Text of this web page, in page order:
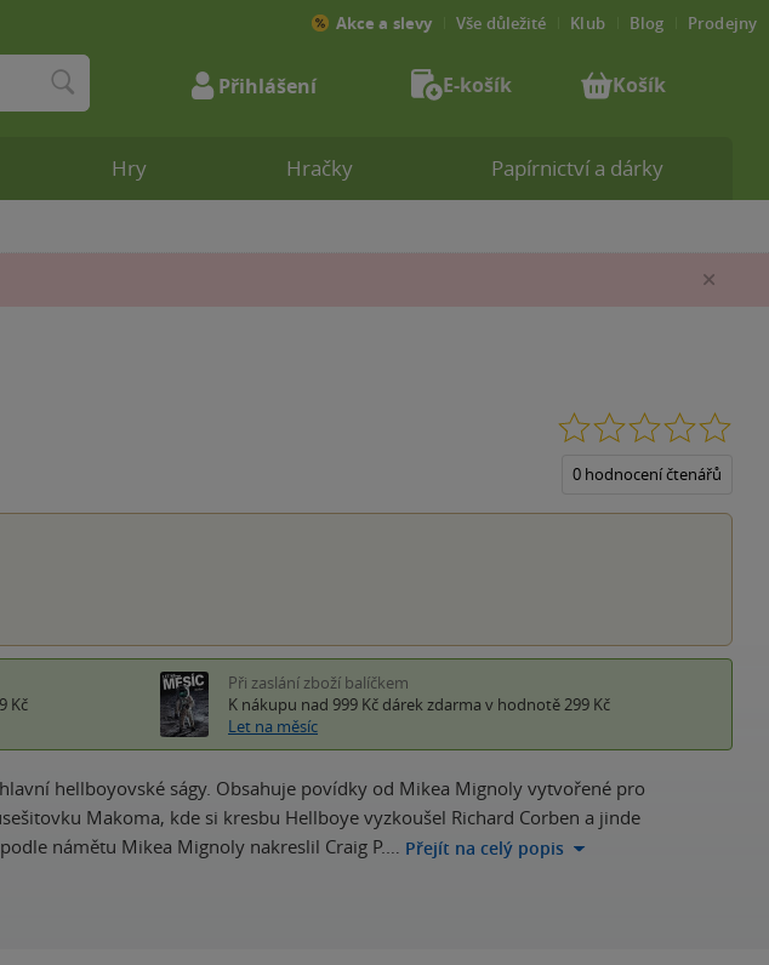
0 hodnocení čtenářů
Kč
Při zaslání zboží balíčkem
K nákupu nad 999 Kč dárek zdarma v hodnotě 299 Kč
Let na měsíc
hellboyovské ságy. Obsahuje povídky od Mikea Mignoly vytvořené pro
Makoma, kde si kresbu Hellboye vyzkoušel Richard Corben a jinde
námětu Mikea Mignoly nakreslil Craig P.… Přejít na celý popis
Hry Hračky Papírnictví a dárky
Akce a slevy Vše důležité Klub Blog Prodejny
Přihlášení E-košík Košík